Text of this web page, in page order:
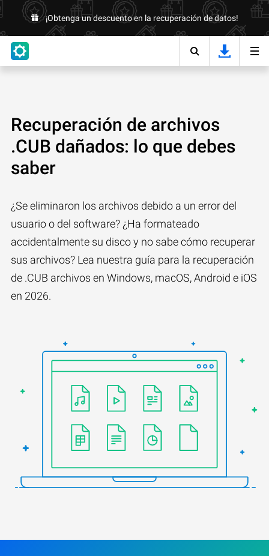
¡Obtenga un descuento en la recuperación de datos!
Recuperación de archivos
.CUB dañados: lo que debes
saber
¿Se eliminaron los archivos debido a un error del
usuario o del software? ¿Ha formateado
accidentalmente su disco y no sabe cómo recuperar
sus archivos? Lea nuestra guía para la recuperación
de .CUB archivos en Windows, macOS, Android e iOS
en 2026.